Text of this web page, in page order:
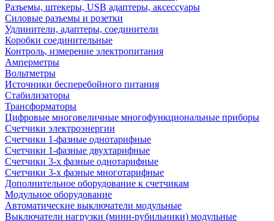
Разъемы, штекеры, USB адаптеры, аксессуары
Силовые разъемы и розетки
Удлинители, адаптеры, соединители
Коробки соединительные
Контроль, измерение электропитания
Амперметры
Вольтметры
Источники бесперебойного питания
Стабилизаторы
Трансформаторы
Цифровые многовеличные многофункциональные приборы
Счетчики электроэнергии
Счетчики 1-фазные однотарифные
Счетчики 1-фазные двухтарифные
Счетчики 3-х фазные однотарифные
Счетчики 3-х фазные многотарифные
Дополнительное оборудование к счетчикам
Модульное оборудование
Автоматические выключатели модульные
Выключатели нагрузки (мини-рубильники) модульные